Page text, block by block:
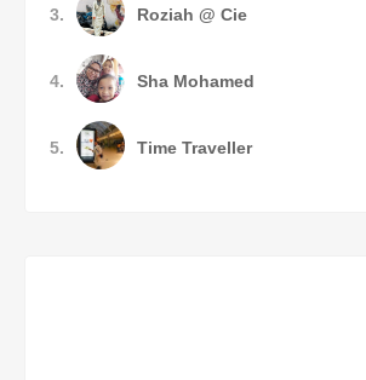
3. Roziah @ Cie
4. Sha Mohamed
5. Time Traveller